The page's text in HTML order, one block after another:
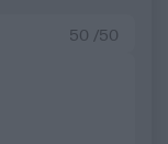
50 /50